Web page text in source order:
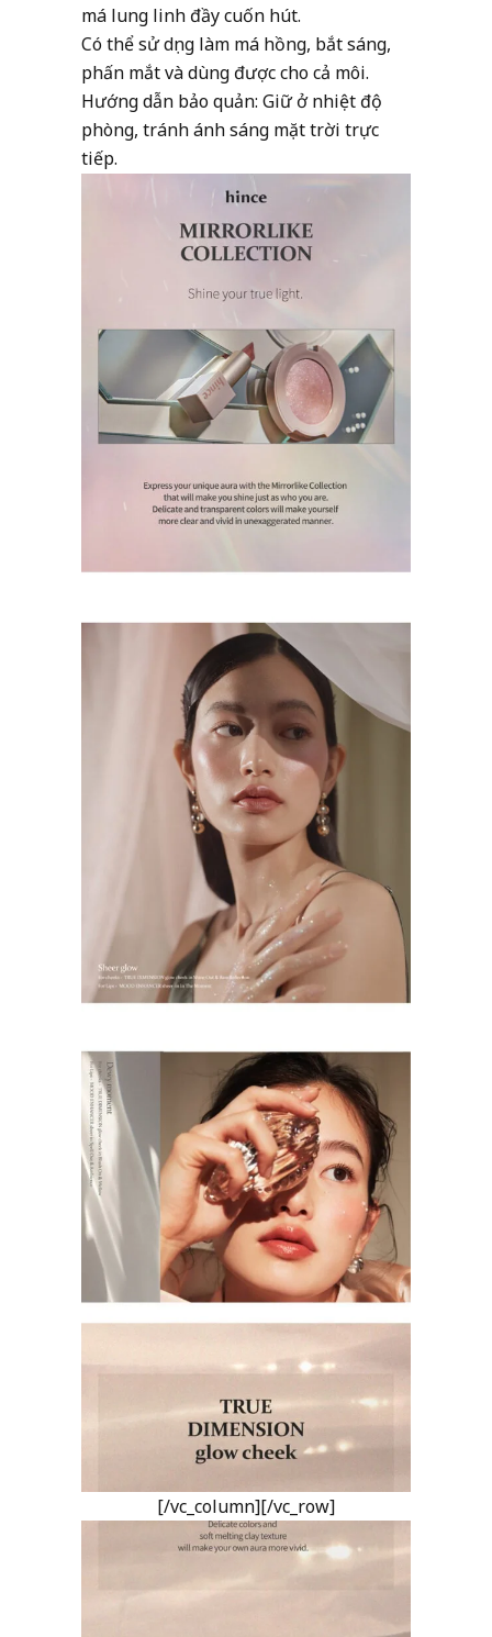
má lung linh đầy cuốn hút.
Có thể sử dụng làm má hồng, bắt sáng,
phấn mắt và dùng được cho cả môi.
Hướng dẫn bảo quản: Giữ ở nhiệt độ
phòng, tránh ánh sáng mặt trời trực
tiếp.
[/vc_column][/vc_row]